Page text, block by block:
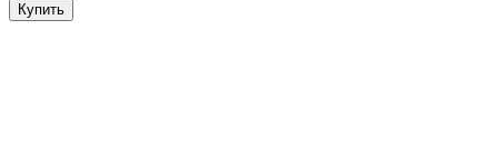
Купить